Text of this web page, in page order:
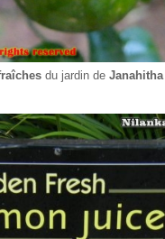
du jardin deJanahitha